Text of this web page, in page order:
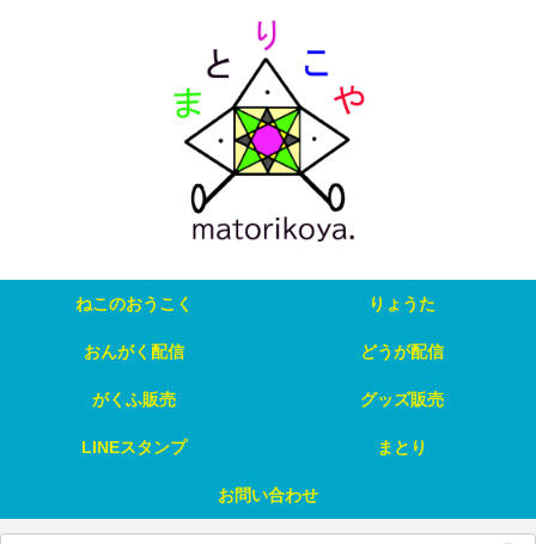
ねこのおうこく りょうた
おんがく配信 どうが配信
がくふ販売 グッズ販売
LINEスタンプ まとり
お問い合わせ